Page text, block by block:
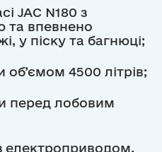
JAC N180 з
та впевнено
у піску та багнюці;
4500 літрів;
перед лобовим